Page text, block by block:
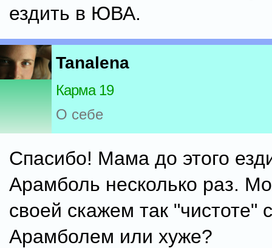
ездить в ЮВА.
Tanalena
Карма 19
О себе
Спасибо! Мама до этого
Арамболь несколько раз.
своей скажем так "чистоте"
Арамболем или хуже?